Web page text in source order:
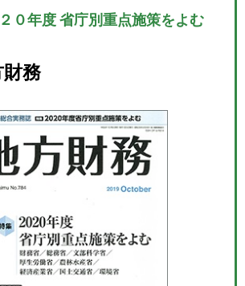
０年度 省庁別重点施策をよむ
務